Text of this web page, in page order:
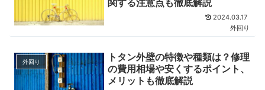
関する注意点も徹底解説
2024.03.17
外回り
外回り
トタン外壁の特徴や種類は？修理
の費用相場や安くするポイント、
メリットも徹底解説